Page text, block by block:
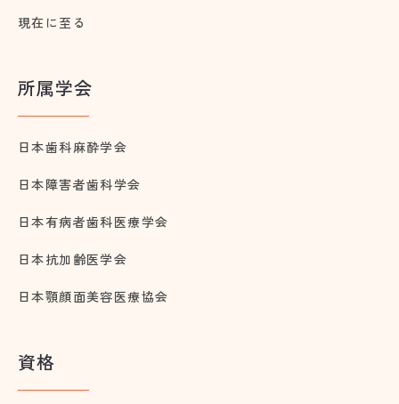
現在に至る
所属学会
日本歯科麻酔学会
日本障害者歯科学会
日本有病者歯科医療学会
日本抗加齢医学会
日本顎顔面美容医療協会
資格